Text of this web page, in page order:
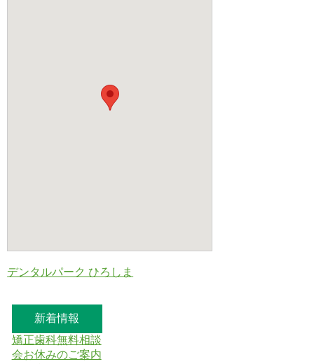
デンタルパーク ひろしま
新着情報
矯正歯科無料相談
会お休みのご案内